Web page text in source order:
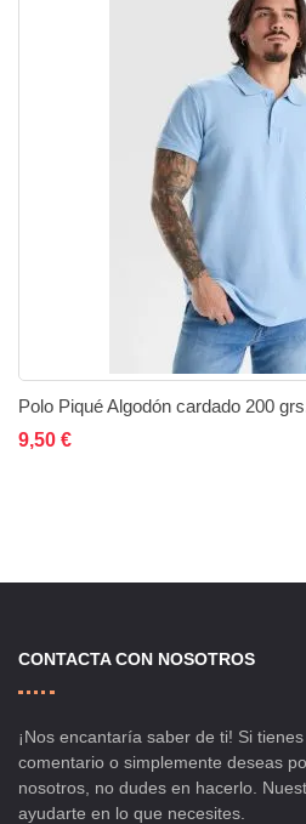
Polo Piqué Algodón cardado 200
9,50 €
CONTACTA CON NOSOTROS
¡Nos encantaría saber de ti! Si
comentario o simplemente deseas
nosotros, no dudes en hacerlo.
ayudarte en lo que necesites.